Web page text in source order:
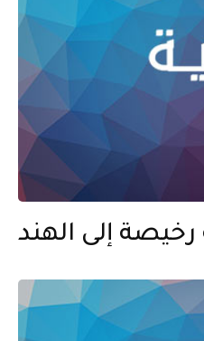
إلى الهند